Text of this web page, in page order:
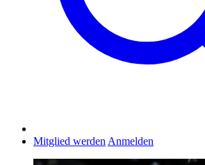
Mitglied werden Anmelden